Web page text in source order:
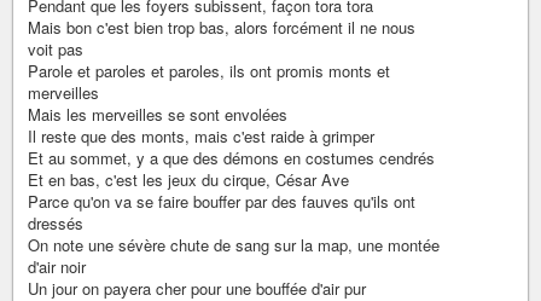
Pendant que les foyers subissent, façon tora tora
Mais bon c'est bien trop bas, alors forcément il ne nous
voit pas
Parole et paroles et paroles, ils ont promis monts et
merveilles
Mais les merveilles se sont envolées
Il reste que des monts, mais c'est raide à grimper
Et au sommet, y a que des démons en costumes cendrés
Et en bas, c'est les jeux du cirque, César Ave
Parce qu'on va se faire bouffer par des fauves qu'ils ont
dressés
On note une sévère chute de sang sur la map, une montée
d'air noir
Un jour on payera cher pour une bouffée d'air pur